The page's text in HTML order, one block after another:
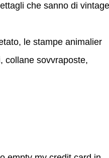
che sanno di
le stampe animalier
collane sovvraposte,